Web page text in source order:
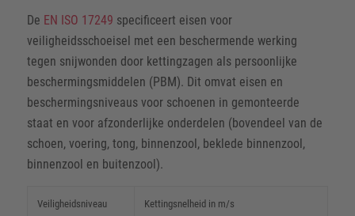
De EN ISO 17249 specificeert eisen voor
veiligheidsschoeisel met een beschermende werking
tegen snijwonden door kettingzagen als persoonlijke
beschermingsmiddelen (PBM). Dit omvat eisen en
beschermingsniveaus voor schoenen in gemonteerde
staat en voor afzonderlijke onderdelen (bovendeel van de
schoen, voering, tong, binnenzool, beklede binnenzool,
binnenzool en buitenzool).
Veiligheidsniveau Kettingsnelheid in m/s